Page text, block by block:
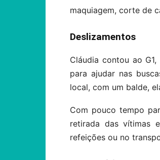
maquiagem, corte de
Deslizamentos
Cláudia contou ao
para ajudar nas
local, com um balde,
Com pouco tempo
retirada das vítimas
refeições ou no